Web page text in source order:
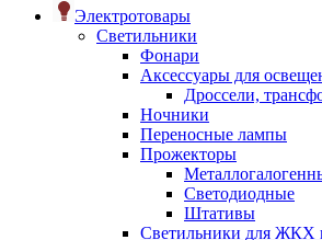
Электротовары
Светильники
Фонари
Аксессуары для
Дроссели,
Ночники
Переносные лампы
Прожекторы
Светодиодные
Штативы
Светильники для ЖКХ